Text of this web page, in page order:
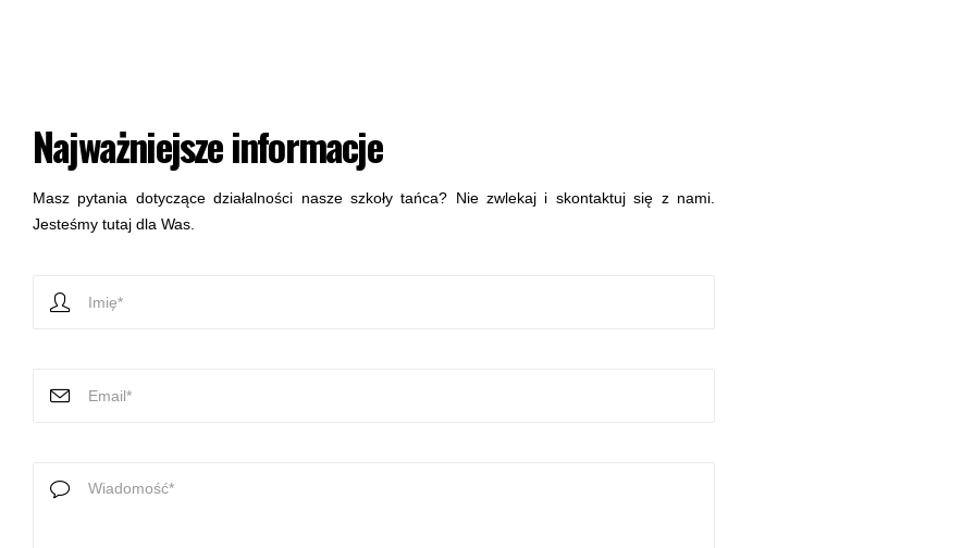
Najważniejsze informacje
Masz pytania dotyczące działalności nasze szkoły tańca? Nie zwlekaj i skontaktuj się z nami.
Jesteśmy tutaj dla Was.